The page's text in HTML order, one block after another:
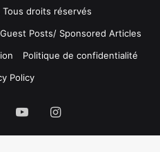
droits réservés
Guest Posts/ Sponsored Articles
Politique de confidentialité
Policy
YouTubeInstagram